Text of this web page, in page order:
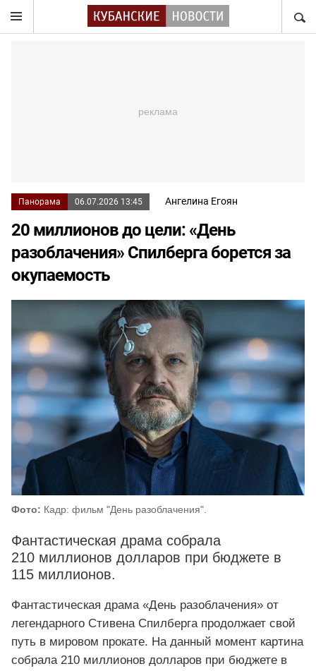
Панорама 06.07.2026 13:45 Ангелина Егоян
20 миллионов до цели: «День
разоблачения» Спилберга борется за
окупаемость
Фото: Кадр: фильм "День разоблачения".
Фантастическая драма собрала
210 миллионов долларов при бюджете в
115 миллионов.
Фантастическая драма «День разоблачения» от
легендарного Стивена Спилберга продолжает свой
путь в мировом прокате. На данный момент картина
собрала 210 миллионов долларов при бюджете в